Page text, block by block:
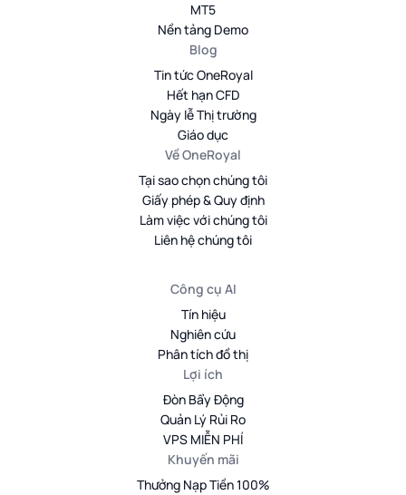
MT5
Nền tảng Demo
Blog
Tin tức OneRoyal
Hết hạn CFD
Ngày lễ Thị trường
Giáo dục
Về OneRoyal
Tại sao chọn chúng tôi
Giấy phép & Quy định
Làm việc với chúng tôi
Liên hệ chúng tôi
Công cụ AI
Tín hiệu
Nghiên cứu
Phân tích đồ thị
Lợi ích
Đòn Bẩy Động
Quản Lý Rủi Ro
VPS MIỄN PHÍ
Khuyến mãi
Thưởng Nạp Tiền 100%